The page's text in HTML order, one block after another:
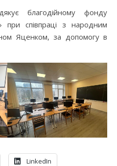
благодійному фонду
при співпраці з народним
Яценком, за допомогу в
LinkedIn